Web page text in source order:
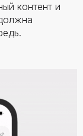
контент и